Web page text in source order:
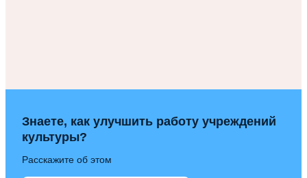
Знаете, как улучшить работу учреждений
культуры?
Расскажите об этом